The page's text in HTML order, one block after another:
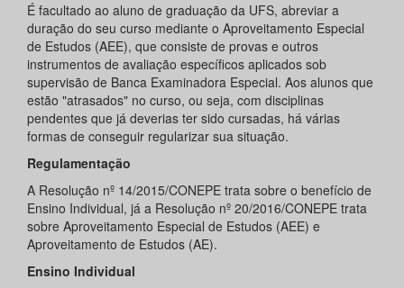
É facultado ao aluno de graduação da UFS, abreviar a
duração do seu curso mediante o Aproveitamento Especial
de Estudos (AEE), que consiste de provas e outros
instrumentos de avaliação específicos aplicados sob
supervisão de Banca Examinadora Especial. Aos alunos que
estão "atrasados" no curso, ou seja, com disciplinas
pendentes que já deverias ter sido cursadas, há várias
formas de conseguir regularizar sua situação.
Regulamentação
A Resolução nº 14/2015/CONEPE trata sobre o benefício de
Ensino Individual, já a Resolução nº 20/2016/CONEPE trata
sobre Aproveitamento Especial de Estudos (AEE) e
Aproveitamento de Estudos (AE).
Ensino Individual